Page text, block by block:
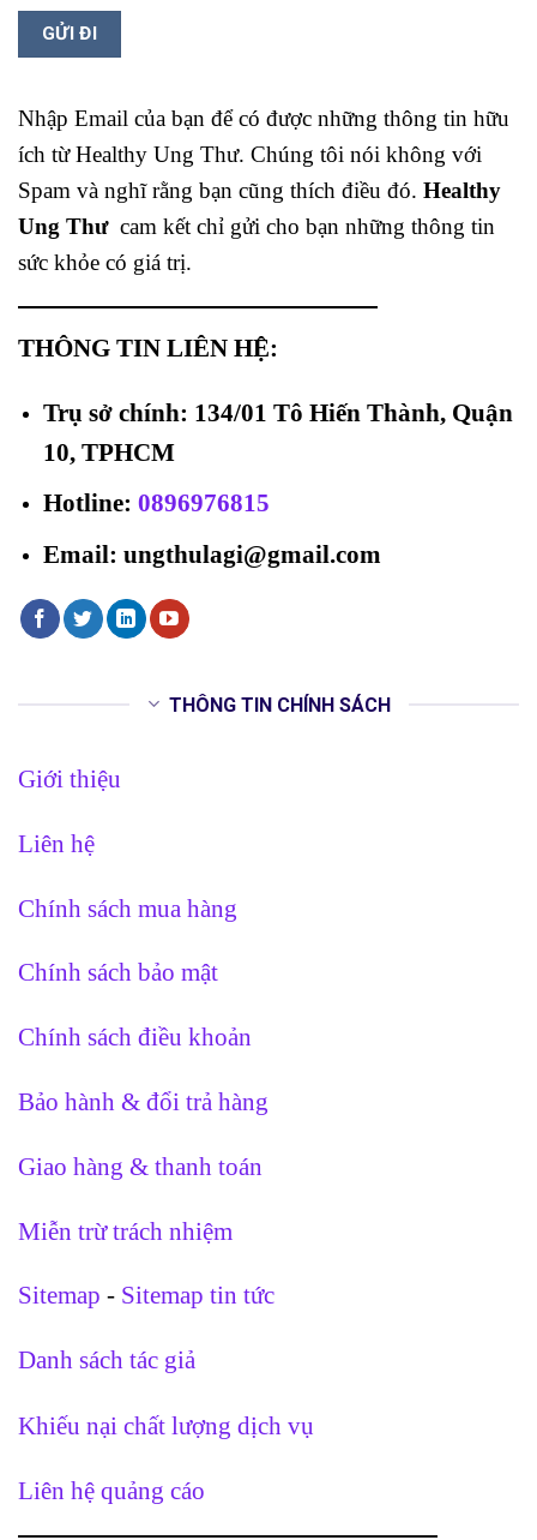
Nhập Email của bạn để có được những thông tin hữu
ích từ Healthy Ung Thư. Chúng tôi nói không với
Spam và nghĩ rằng bạn cũng thích điều đó. Healthy
Ung Thư cam kết chỉ gửi cho bạn những thông tin
sức khỏe có giá trị.
THÔNG TIN LIÊN HỆ:
Trụ sở chính: 134/01 Tô Hiến Thành, Quận
10, TPHCM
Hotline: 0896976815
Email: ungthulagi@gmail.com
THÔNG TIN CHÍNH SÁCH
Giới thiệu
Liên hệ
Chính sách mua hàng
Chính sách bảo mật
Chính sách điều khoản
Bảo hành & đổi trả hàng
Giao hàng & thanh toán
Miễn trừ trách nhiệm
Sitemap - Sitemap tin tức
Danh sách tác giả
Khiếu nại chất lượng dịch vụ
Liên hệ quảng cáo